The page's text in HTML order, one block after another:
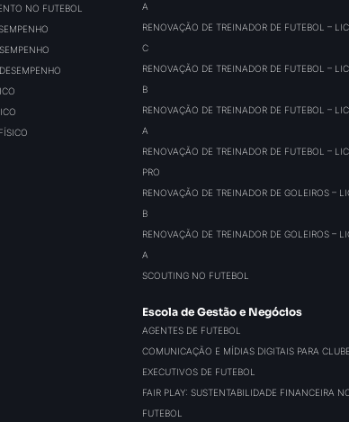
NO FUTEBOL
A
RENOVAÇÃO DE TREINADOR DE FUTEBOL –
C
RENOVAÇÃO DE TREINADOR DE FUTEBOL –
B
RENOVAÇÃO DE TREINADOR DE FUTEBOL –
A
RENOVAÇÃO DE TREINADOR DE FUTEBOL –
PRO
RENOVAÇÃO DE TREINADOR DE GOLEIROS –
B
RENOVAÇÃO DE TREINADOR DE GOLEIROS –
A
SCOUTING NO FUTEBOL
Escola de Gestão e Negócios
AGENTES DE FUTEBOL
COMUNICAÇÃO E MÍDIAS DIGITAIS PARA
EXECUTIVOS DE FUTEBOL
FAIR PLAY: SUSTENTABILIDADE FINANCEIRA
FUTEBOL